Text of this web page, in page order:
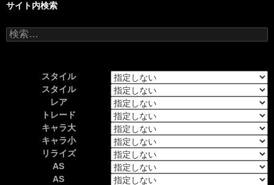
サイト内検索
検
索:
スタイル
スタイル
レア
トレード
キャラ大
キャラ小
リライズ
AS
AS